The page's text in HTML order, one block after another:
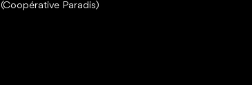
(Coopérative Paradis)